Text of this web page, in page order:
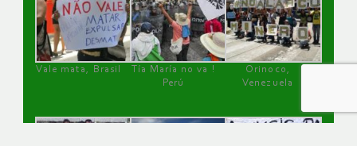
Vale mata, Brasil
Tía María no va !
Perú
Orinoco,
Venezuela